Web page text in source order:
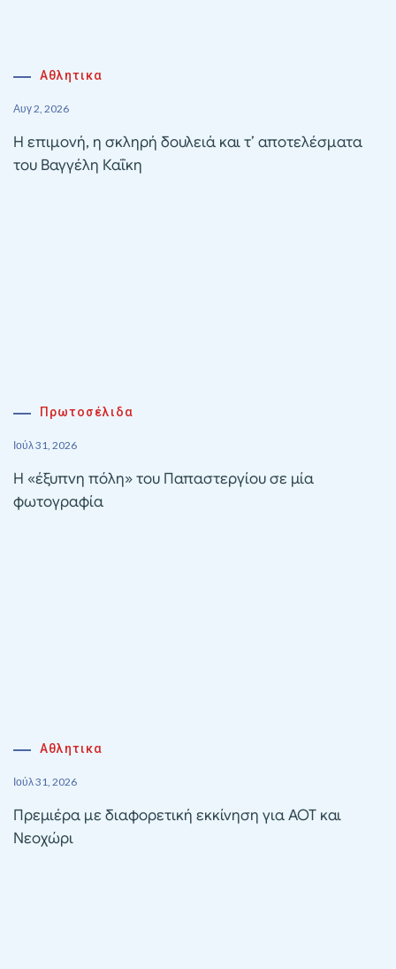
Αθλητικα
Αυγ 2, 2026
Η επιμονή, η σκληρή δουλειά και τ’ αποτελέσματα
του Βαγγέλη Καΐκη
Πρωτοσέλιδα
Ιούλ 31, 2026
Η «έξυπνη πόλη» του Παπαστεργίου σε μία
φωτογραφία
Αθλητικα
Ιούλ 31, 2026
Πρεμιέρα με διαφορετική εκκίνηση για ΑΟΤ και
Νεοχώρι